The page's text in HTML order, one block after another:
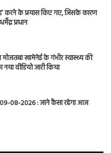
करने के प्रयास किए गए, जिसके कारण
प्रधान
मोजतबा खामेनेई के गंभीर स्वास्थ्य की
वीडियो जारी किया
08-2026 : जाने कैसा रहेगा आज